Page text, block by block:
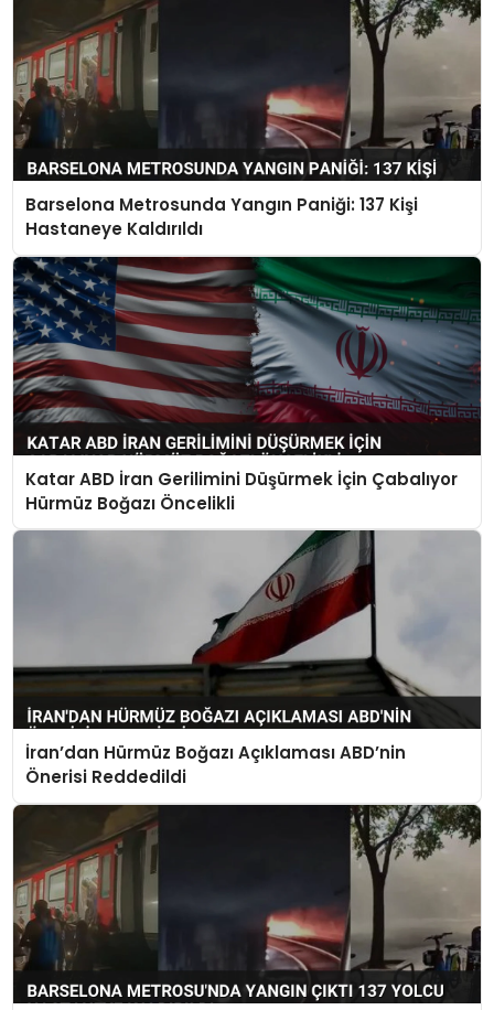
Barselona Metrosunda Yangın Paniği: 137 Kişi
Hastaneye Kaldırıldı
Katar ABD İran Gerilimini Düşürmek İçin Çabalıyor
Hürmüz Boğazı Öncelikli
İran’dan Hürmüz Boğazı Açıklaması ABD’nin
Önerisi Reddedildi